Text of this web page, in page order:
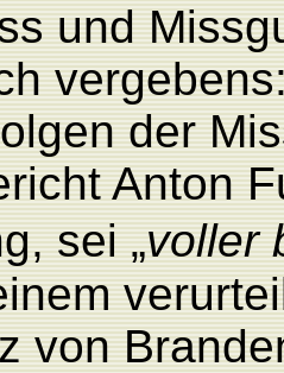
und
der
Anton
sei „voller
von